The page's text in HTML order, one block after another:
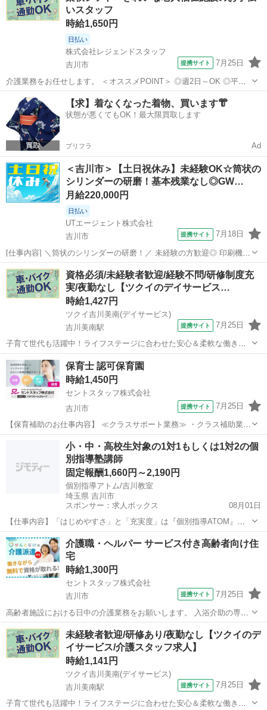
活動の準備・・・等...いスタッフ
時給1,650円
日払い
株式会社レジェンドスタッフ
吉川市
提携サイト 7月25日
介護業務をお任せします。 ＜オススメPOINT＞ ◎週2日～OK ◎平日
のみ・曜日固定OK ◎日勤のみ／夜勤のみ選択可 ◎残業ほぼなし 家
庭・プライベート・収入など、 希望に合わせた働き方が可能です。 ★
主婦（夫）・ブ...
埼玉 介護
【求】着なくなった着物、買います👘
状態が悪くてもOK！最大限買取します
プリフラ Ad
＜吉川市＞【土日祝休み】未経験OK☆筒状の
シリンダーの研磨！基本残業なし◎GW…
月給220,000円
日払い
UTエージェント株式会社
吉川市
提携サイト 7月18日
[仕事内容] ＼筒状のシリンダーの研磨！／ 未経験の方歓迎◎ 印刷機に
使用する筒状のシリンダーの研磨作業などをお願いします！ ＜具体的
には…＞ ①戻ってきた筒状のシリンダーの表面についているメッキ手
で剥がす(軍手着用) ...
埼玉 吉川市 工場
資格必須/未経験者歓迎/経験不問/研修制度充
実/夜勤なし【ツクイのデイサービス…
時給1,427円
ツクイ吉川美南(デイサービス)
吉川美南駅
提携サイト 7月25日
子育て世代も活躍中！ライフステージに合わせた安心＆柔軟な働き方
を実現！家庭と仕事の両立を応援します◎ ★☆ 働きやすいメリット多
数 ★☆ ＼＼サービス・職種の魅力／／ デイサービスでお客様の生活
に寄り添い、ゆっくりと時間...
埼玉 吉川市 吉川美南駅 介護
保育士 認可保育園
時給1,450円
セントスタッフ株式会社
吉川市
提携サイト 7月25日
【保育補助のお仕事内容】 ≪クラスサポート業務≫ ・クラス補助業務
・手薄になっているクラスのサポート(フリー保育士) ・・・等 ≪付随
業務全般≫ ・保育室内や園庭の環境整備 ・玩具や遊具の消毒 ・保育
活動の準備・・・等...
保育士
小・中・高校生対象の1対1もしくは1対2の個
別指導塾講師
固定報酬1,660円～2,190円
個別指導アトム/吉川教室
埼玉県 吉川市
スポンサー：求人ボックス
08月01日
【仕事内容】「はじめやすさ」と「充実度」は『個別指導ATOM』講
師大募集 <服装> 私服OK(白衣を着用)髪型自由・茶髪OK 1対1もしく
は1対2の個別指導です。 指導内容は、学校の補習や定期テスト対策が
中心(一部受験対策まで)...
アルバイト・パート
介護職・ヘルパー サービス付き高齢者向け住
宅
時給1,300円
セントスタッフ株式会社
吉川市
提携サイト 7月25日
高齢者施設における日中の介護業務をお願いします。 入浴介助の専属
スタッフとして業務をお任せします。 【主な業務内容】 ・入浴前の健
康チェック／水分の促し ・全身状態の確認(皮膚状態・動きなど) ・着
替え・道具の用意または確...
埼玉 吉川市 介護
未経験者歓迎/研修あり/夜勤なし【ツクイのデ
イサービス/介護スタッフ求人】
時給1,141円
ツクイ吉川美南(デイサービス)
吉川美南駅
提携サイト 7月25日
子育て世代も活躍中！ライフステージに合わせた安心＆柔軟な働き方